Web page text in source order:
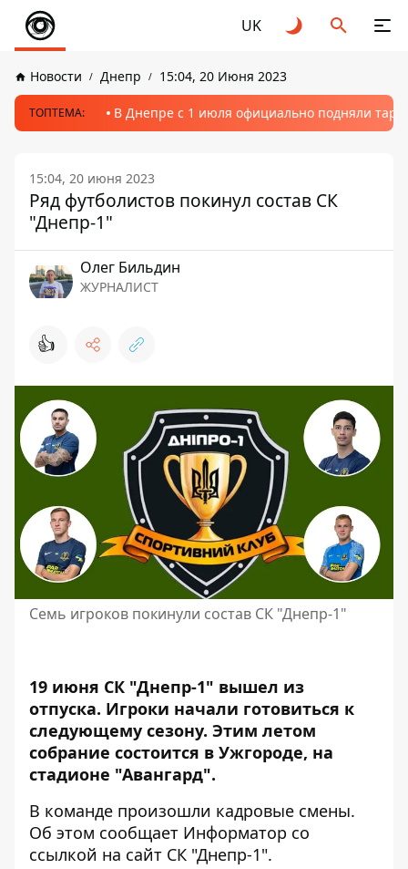
UK
Новости Днепр 15:04, 20 Июня 2023
ТОПТЕМА: В Днепре с 1 июля официально подняли
15:04, 20 июня 2023
Ряд футболистов покинул состав СК
"Днепр-1"
Олег Бильдин
ЖУРНАЛИСТ
👍
Семь игроков покинули состав СК "Днепр-1"
19 июня СК "Днепр-1" вышел из
отпуска. Игроки начали готовиться к
следующему сезону. Этим летом
собрание состоится в Ужгороде, на
стадионе "Авангард".
В команде произошли кадровые смены.
Об этом сообщает Информатор со
ссылкой на сайт СК "Днепр-1".